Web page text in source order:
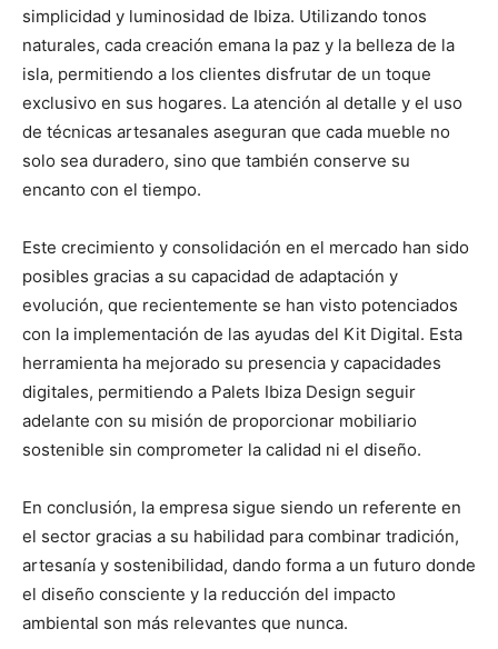
simplicidad y luminosidad de Ibiza. Utilizando tonos
naturales, cada creación emana la paz y la belleza de la
isla, permitiendo a los clientes disfrutar de un toque
exclusivo en sus hogares. La atención al detalle y el uso
de técnicas artesanales aseguran que cada mueble no
solo sea duradero, sino que también conserve su
encanto con el tiempo.
Este crecimiento y consolidación en el mercado han sido
posibles gracias a su capacidad de adaptación y
evolución, que recientemente se han visto potenciados
con la implementación de las ayudas del Kit Digital. Esta
herramienta ha mejorado su presencia y capacidades
digitales, permitiendo a Palets Ibiza Design seguir
adelante con su misión de proporcionar mobiliario
sostenible sin comprometer la calidad ni el diseño.
En conclusión, la empresa sigue siendo un referente en
el sector gracias a su habilidad para combinar tradición,
artesanía y sostenibilidad, dando forma a un futuro donde
el diseño consciente y la reducción del impacto
ambiental son más relevantes que nunca.